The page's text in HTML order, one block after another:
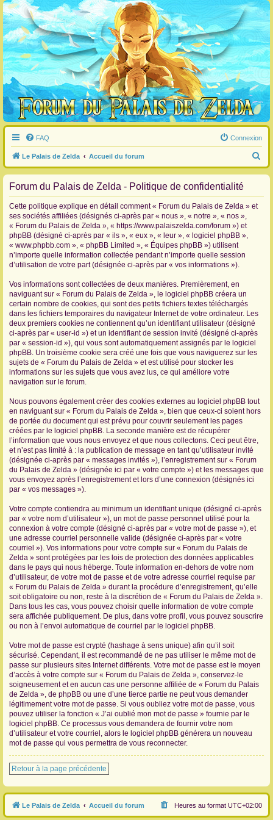
FAQ Connexion
Le Palais de Zelda Accueil du forum
e
Forum du Palais de Zelda - Politique de confidentialité
Cette politique explique en détail comment « Forum du Palais de Zelda » et
ses sociétés affiliées (désignés ci-après par « nous », « notre », « nos »,
« Forum du Palais de Zelda », « https://www.palaiszelda.com/forum ») et
phpBB (désigné ci-après par « ils », « eux », « leur », « logiciel phpBB »,
« www.phpbb.com », « phpBB Limited », « Équipes phpBB ») utilisent
n’importe quelle information collectée pendant n’importe quelle session
d’utilisation de votre part (désignée ci-après par « vos informations »).
Vos informations sont collectées de deux manières. Premièrement, en
naviguant sur « Forum du Palais de Zelda », le logiciel phpBB créera un
certain nombre de cookies, qui sont des petits fichiers textes téléchargés
dans les fichiers temporaires du navigateur Internet de votre ordinateur. Les
deux premiers cookies ne contiennent qu’un identifiant utilisateur (désigné
ci-après par « user-id ») et un identifiant de session invité (désigné ci-après
par « session-id »), qui vous sont automatiquement assignés par le logiciel
phpBB. Un troisième cookie sera créé une fois que vous naviguerez sur les
sujets de « Forum du Palais de Zelda » et est utilisé pour stocker les
informations sur les sujets que vous avez lus, ce qui améliore votre
navigation sur le forum.
Nous pouvons également créer des cookies externes au logiciel phpBB tout
en naviguant sur « Forum du Palais de Zelda », bien que ceux-ci soient hors
de portée du document qui est prévu pour couvrir seulement les pages
créées par le logiciel phpBB. La seconde manière est de récupérer
l’information que vous nous envoyez et que nous collectons. Ceci peut être,
et n’est pas limité à : la publication de message en tant qu’utilisateur invité
(désignée ci-après par « messages invités »), l’enregistrement sur « Forum
du Palais de Zelda » (désignée ici par « votre compte ») et les messages que
vous envoyez après l’enregistrement et lors d’une connexion (désignés ici
par « vos messages »).
Votre compte contiendra au minimum un identifiant unique (désigné ci-après
par « votre nom d’utilisateur »), un mot de passe personnel utilisé pour la
connexion à votre compte (désigné ci-après par « votre mot de passe »), et
une adresse courriel personnelle valide (désignée ci-après par « votre
courriel »). Vos informations pour votre compte sur « Forum du Palais de
Zelda » sont protégées par les lois de protection des données applicables
dans le pays qui nous héberge. Toute information en-dehors de votre nom
d’utilisateur, de votre mot de passe et de votre adresse courriel requise par
« Forum du Palais de Zelda » durant la procédure d’enregistrement, qu’elle
soit obligatoire ou non, reste à la discrétion de « Forum du Palais de Zelda ».
Dans tous les cas, vous pouvez choisir quelle information de votre compte
sera affichée publiquement. De plus, dans votre profil, vous pouvez souscrire
ou non à l’envoi automatique de courriel par le logiciel phpBB.
Votre mot de passe est crypté (hashage à sens unique) afin qu’il soit
sécurisé. Cependant, il est recommandé de ne pas utiliser le même mot de
passe sur plusieurs sites Internet différents. Votre mot de passe est le moyen
d’accès à votre compte sur « Forum du Palais de Zelda », conservez-le
soigneusement et en aucun cas une personne affiliée de « Forum du Palais
de Zelda », de phpBB ou une d’une tierce partie ne peut vous demander
légitimement votre mot de passe. Si vous oubliez votre mot de passe, vous
pouvez utiliser la fonction « J’ai oublié mon mot de passe » fournie par le
logiciel phpBB. Ce processus vous demandera de fournir votre nom
d’utilisateur et votre courriel, alors le logiciel phpBB générera un nouveau
mot de passe qui vous permettra de vous reconnecter.
Retour à la page précédente
Le Palais de Zelda Accueil du forum Heures au format UTC+02:00